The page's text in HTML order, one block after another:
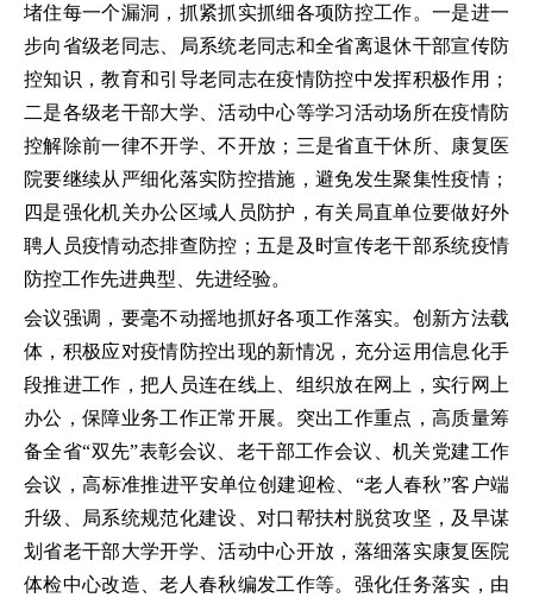
堵住每一个漏洞，抓紧抓实抓细各项防控工作。一是进一
步向省级老同志、局系统老同志和全省离退休干部宣传防
控知识，教育和引导老同志在疫情防控中发挥积极作用；
二是各级老干部大学、活动中心等学习活动场所在疫情防
控解除前一律不开学、不开放；三是省直干休所、康复医
院要继续从严细化落实防控措施，避免发生聚集性疫情；
四是强化机关办公区域人员防护，有关局直单位要做好外
聘人员疫情动态排查防控；五是及时宣传老干部系统疫情
防控工作先进典型、先进经验。
会议强调，要毫不动摇地抓好各项工作落实。创新方法载
体，积极应对疫情防控出现的新情况，充分运用信息化手
段推进工作，把人员连在线上、组织放在网上，实行网上
办公，保障业务工作正常开展。突出工作重点，高质量筹
备全省“双先”表彰会议、老干部工作会议、机关党建工作
会议，高标准推进平安单位创建迎检、“老人春秋”客户端
升级、局系统规范化建设、对口帮扶村脱贫攻坚，及早谋
划省老干部大学开学、活动中心开放，落细落实康复医院
体检中心改造、老人春秋编发工作等。强化任务落实，由